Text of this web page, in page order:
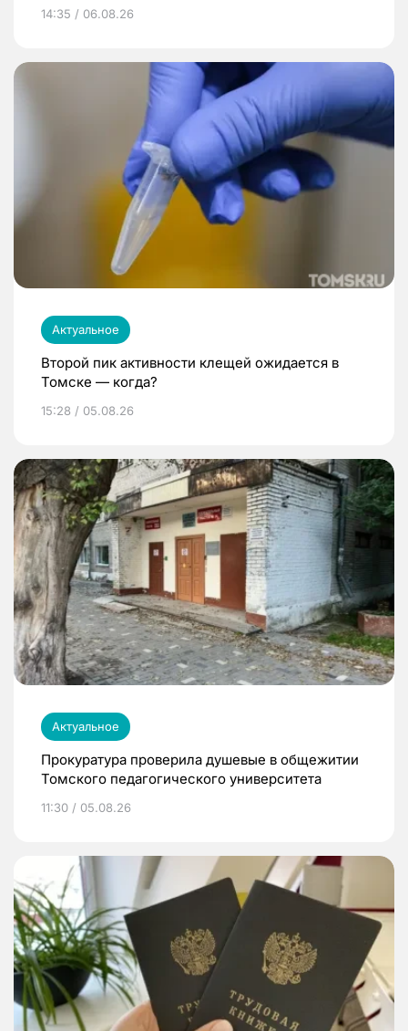
14:35 / 06.08.26
Актуальное
Второй пик активности клещей ожидается в
Томске — когда?
15:28 / 05.08.26
Актуальное
Прокуратура проверила душевые в общежитии
Томского педагогического университета
11:30 / 05.08.26